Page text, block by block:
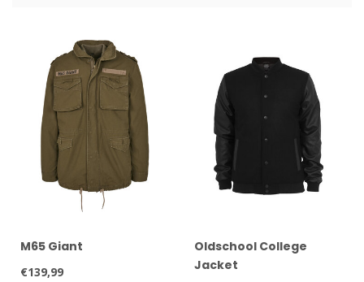
M65 Giant
€139,99
Oldschool College
Jacket